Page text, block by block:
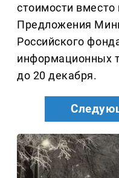
стоимости
Предложения
Российского
информационных
до 20 декабря.